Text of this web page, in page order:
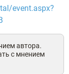
event.aspx?
автора.
с мнением